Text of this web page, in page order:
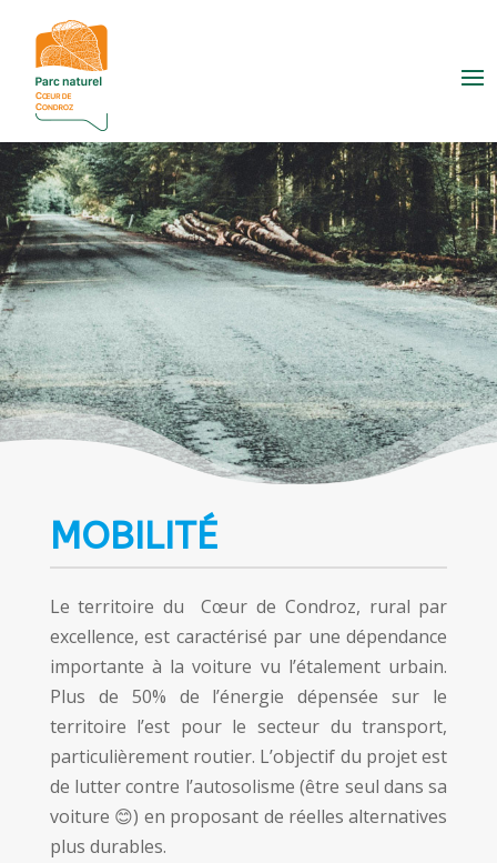
MOBILITÉ
Le territoire du Cœur de Condroz, rural par
excellence, est caractérisé par une dépendance
importante à la voiture vu l’étalement urbain.
Plus de 50% de l’énergie dépensée sur le
territoire l’est pour le secteur du transport,
particulièrement routier. L’objectif du projet est
de lutter contre l’autosolisme (être seul dans sa
voiture 😊) en proposant de réelles alternatives
plus durables.